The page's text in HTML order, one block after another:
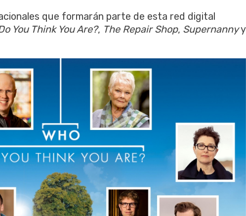
que formarán parte de esta red digital
You Think You Are?, The Repair Shop, Supernannyy